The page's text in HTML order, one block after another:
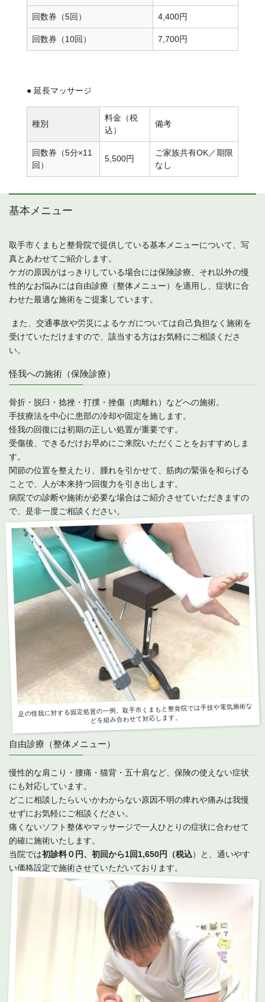
回数券（5回） 4,400円
回数券（10回） 7,700円
● 延長マッサージ
種別
料金（税
込）
備考
回数券（5分×11
回）
5,500円
ご家族共有OK／期限
なし
基本メニュー
取手市くまもと整骨院で提供している基本メニューについて、写
真とあわせてご紹介します。
ケガの原因がはっきりしている場合には保険診療、それ以外の慢
性的なお悩みには自由診療（整体メニュー）を適用し、症状に合
わせた最適な施術をご提案しています。
また、交通事故や労災によるケガについては自己負担なく施術を
受けていただけますので、該当する方はお気軽にご相談くださ
い。
怪我への施術（保険診療）
骨折・脱臼・捻挫・打撲・挫傷（肉離れ）などへの施術。
手技療法を中心に患部の冷却や固定を施します。
怪我の回復には初期の正しい処置が重要です。
受傷後、できるだけお早めにご来院いただくことをおすすめしま
す。
関節の位置を整えたり、腫れを引かせて、筋肉の緊張を和らげる
ことで、人が本来持つ回復力を引き出します。
病院での診断や施術が必要な場合はご紹介させていただきますの
で、是非一度ご相談ください。
足の怪我に対する固定処置の一例。取手市くまもと整骨院では手技や電気施術な
どを組み合わせて対応します。
自由診療（整体メニュー）
慢性的な肩こり・腰痛・猫背・五十肩など、保険の使えない症状
にも対応しています。
どこに相談したらいいかわからない原因不明の痺れや痛みは我慢
せずにお気軽にご相談ください。
痛くないソフト整体やマッサージで一人ひとりの症状に合わせて
的確に施術いたします。
当院では初診料０円、初回から1回1,650円（税込）と、通いやす
い価格設定で施術させていただいております。